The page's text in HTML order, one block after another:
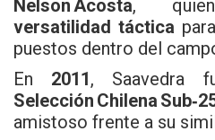
Nelson Acosta,
versatilidad táctica
puestos dentro del
En 2011, Saavedra
Selección Chilena
amistoso frente a su